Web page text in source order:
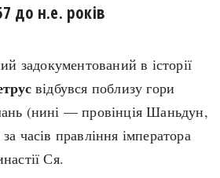
search
ПОДКАСТИ
до н.е. років
задокументований в історії
відбувся поблизу гори
(нині — провінція Шаньдун,
часів правління імператора
Ся.